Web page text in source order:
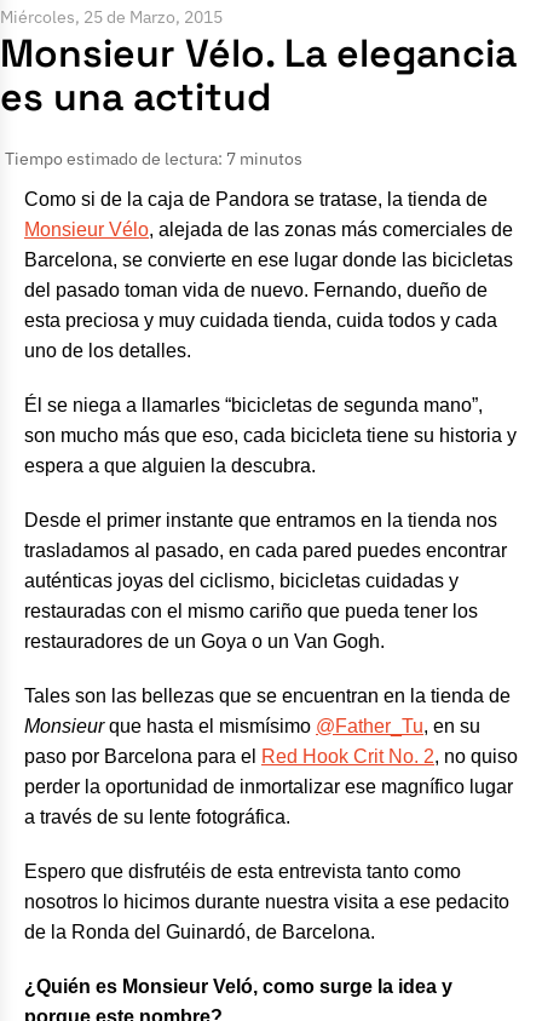
Miércoles, 25 de Marzo, 2015
Monsieur Vélo. La elegancia
es una actitud
Tiempo estimado de lectura: 7 minutos
Como si de la caja de Pandora se tratase, la tienda de
Monsieur Vélo, alejada de las zonas más comerciales de
Barcelona, se convierte en ese lugar donde las bicicletas
del pasado toman vida de nuevo. Fernando, dueño de
esta preciosa y muy cuidada tienda, cuida todos y cada
uno de los detalles.
Él se niega a llamarles “bicicletas de segunda mano”,
son mucho más que eso, cada bicicleta tiene su historia y
espera a que alguien la descubra.
Desde el primer instante que entramos en la tienda nos
trasladamos al pasado, en cada pared puedes encontrar
auténticas joyas del ciclismo, bicicletas cuidadas y
restauradas con el mismo cariño que pueda tener los
restauradores de un Goya o un Van Gogh.
Tales son las bellezas que se encuentran en la tienda de
Monsieurque hasta el mismísimo @Father_Tu, en su
paso por Barcelona para el Red Hook Crit No. 2, no quiso
perder la oportunidad de inmortalizar ese magnífico lugar
a través de su lente fotográfica.
Espero que disfrutéis de esta entrevista tanto como
nosotros lo hicimos durante nuestra visita a ese pedacito
de la Ronda del Guinardó, de Barcelona.
¿Quién es Monsieur Veló, como surge la idea y
porque este nombre?